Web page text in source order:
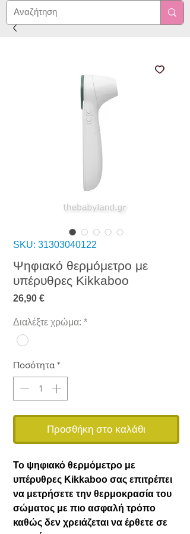
SKU: 31303040122
Ψηφιακό θερμόμετρο με
υπέρυθρες Kikkaboo
26,90 €Τιμή
Διαλέξτε χρώμα: *
Ποσότητα *
Προσθήκη στο καλάθι
Το ψηφιακό θερμόμετρο με
υπέρυθρες Kikkaboo σας επιτρέπει
να μετρήσετε την θερμοκρασία του
σώματος με πιο ασφαλή τρόπο
καθώς δεν χρειάζεται να έρθετε σε